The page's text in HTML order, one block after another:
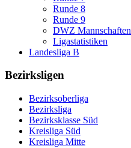
Runde 8
Runde 9
DWZ Mannschaften
Ligastatistiken
Landesliga B
Bezirksligen
Bezirksoberliga
Bezirksliga
Bezirksklasse Süd
Kreisliga Süd
Kreisliga Mitte